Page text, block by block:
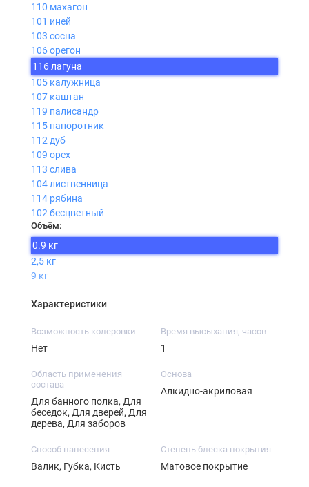
110 махагон
101 иней
103 сосна
106 орегон
116 лагуна
105 калужница
107 каштан
119 палисандр
115 папоротник
112 дуб
109 орех
113 слива
104 лиственница
114 рябина
102 бесцветный
Объём:
0.9 кг
2,5 кг
9 кг
Характеристики
Возможность колеровки
Нет
Время высыхания, часов
1
Область применения
состава
Для банного полка, Для
беседок, Для дверей, Для
дерева, Для заборов
Основа
Алкидно-акриловая
Способ нанесения
Валик, Губка, Кисть
Степень блеска покрытия
Матовое покрытие